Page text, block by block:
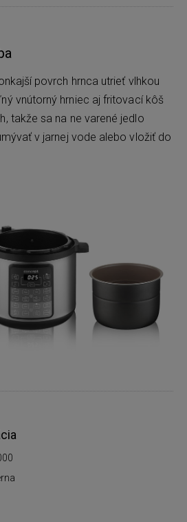
povrch hrnca utrieť vlhkou
vnútorný hrniec aj fritovací kôš
takže sa na ne varené jedlo
v jarnej vode alebo vložiť do